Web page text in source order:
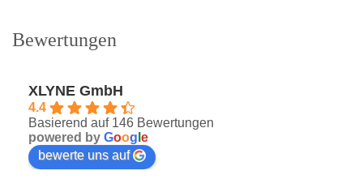
Bewertungen
XLYNE GmbH
4.4
Basierend auf 146 Bewertungen
powered by Goog e
bewerte uns auf